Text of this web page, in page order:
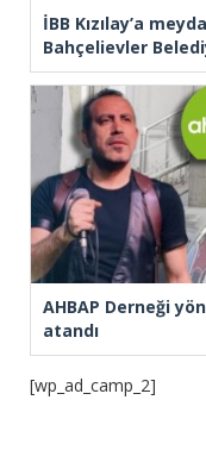
İBB Kızılay’a
Bahçelievler
AHBAP Derneği
atandı
[wp_ad_camp_2]